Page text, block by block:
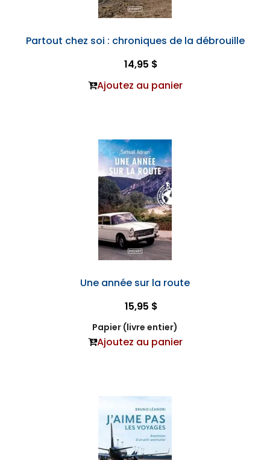
Partout chez soi : chroniques de la débrouille
14,95 $
Ajoutez au panier
Une année sur la route
15,95 $
Papier (livre entier)
Ajoutez au panier